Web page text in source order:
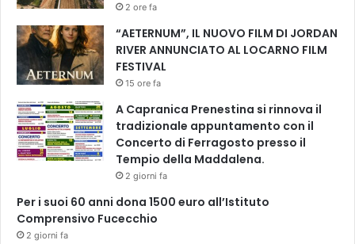
2 ore fa
“AETERNUM”, IL NUOVO FILM DI JORDAN
RIVER ANNUNCIATO AL LOCARNO FILM
FESTIVAL
15 ore fa
A Capranica Prenestina si rinnova il
tradizionale appuntamento con il
Concerto di Ferragosto presso il
Tempio della Maddalena.
2 giorni fa
Per i suoi 60 anni dona 1500 euro all’Istituto
Comprensivo Fucecchio
2 giorni fa